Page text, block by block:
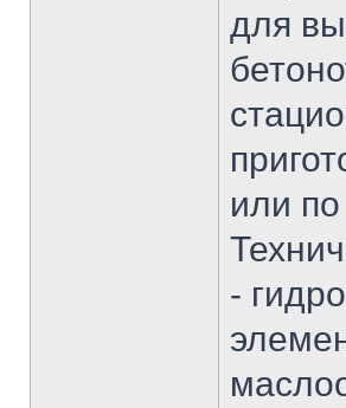
для
или
-